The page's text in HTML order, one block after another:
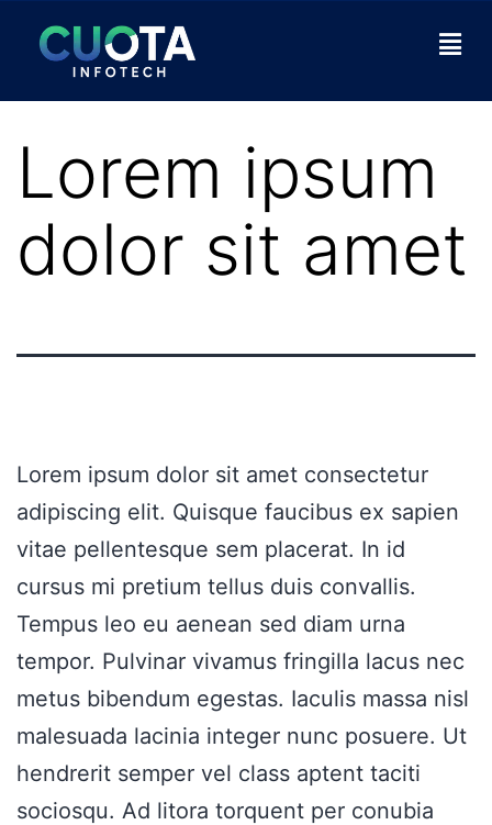
Lorem ipsum
dolor sit amet
Lorem ipsum dolor sit amet consectetur
adipiscing elit. Quisque faucibus ex sapien
vitae pellentesque sem placerat. In id
cursus mi pretium tellus duis convallis.
Tempus leo eu aenean sed diam urna
tempor. Pulvinar vivamus fringilla lacus nec
metus bibendum egestas. Iaculis massa nisl
malesuada lacinia integer nunc posuere. Ut
hendrerit semper vel class aptent taciti
sociosqu. Ad litora torquent per conubia